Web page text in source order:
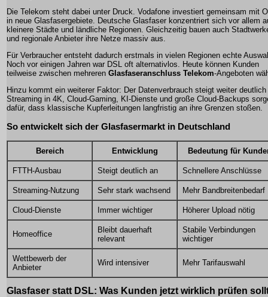
Die Telekom steht dabei unter Druck. Vodafone investiert gemeinsam mit
in neue Glasfasergebiete. Deutsche Glasfaser konzentriert sich vor allem
kleinere Städte und ländliche Regionen. Gleichzeitig bauen auch
und regionale Anbieter ihre Netze massiv aus.
Für Verbraucher entsteht dadurch erstmals in vielen Regionen echte
Noch vor einigen Jahren war DSL oft alternativlos. Heute können Kunden
teilweise zwischen mehreren Glasfaseranschluss Telekom-Angeboten
Hinzu kommt ein weiterer Faktor: Der Datenverbrauch steigt weiter deutlich
Streaming in 4K, Cloud-Gaming, KI-Dienste und große Cloud-Backups
dafür, dass klassische Kupferleitungen langfristig an ihre Grenzen stoßen.
So entwickelt sich der Glasfasermarkt in Deutschland
Bereich Entwicklung Bedeutung für
FTTH-Ausbau Steigt deutlich an Schnellere Anschlüsse
Streaming-Nutzung Sehr stark wachsend Mehr Bandbreitenbedarf
Cloud-Dienste Immer wichtiger Höherer Upload nötig
Homeoffice
Bleibt dauerhaft
relevant
Stabile Verbindungen
wichtiger
Wettbewerb der
Anbieter
Wird intensiver Mehr Tarifauswahl
Glasfaser statt DSL: Was Kunden jetzt wirklich prüfen